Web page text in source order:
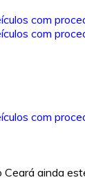
Ceará ainda